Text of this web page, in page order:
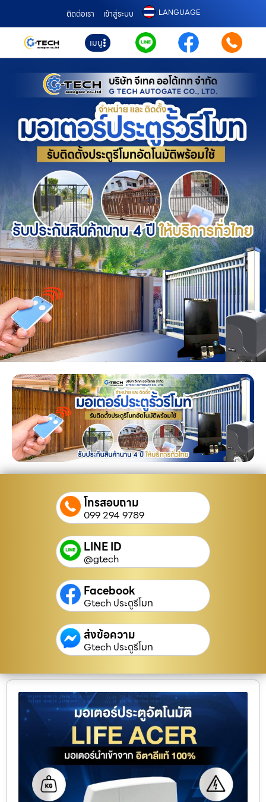
ติดต่อเรา เข้าสู่ระบบ LANGUAGE
เมนู
โทรสอบถาม
099 294 9789
LINE ID
@gtech
Facebook
Gtech ประตูรีโมท
ส่งข้อความ
Gtech ประตูรีโมท